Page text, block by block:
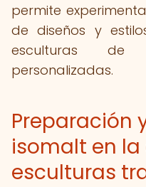
permite
de diseños y
esculturas
personalizadas.
Preparación
isomalt en
esculturas